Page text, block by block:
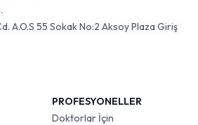
A.O.S 55 Sokak No:2 Aksoy Plaza Giriş
PROFESYONELLER
Doktorlar İçin